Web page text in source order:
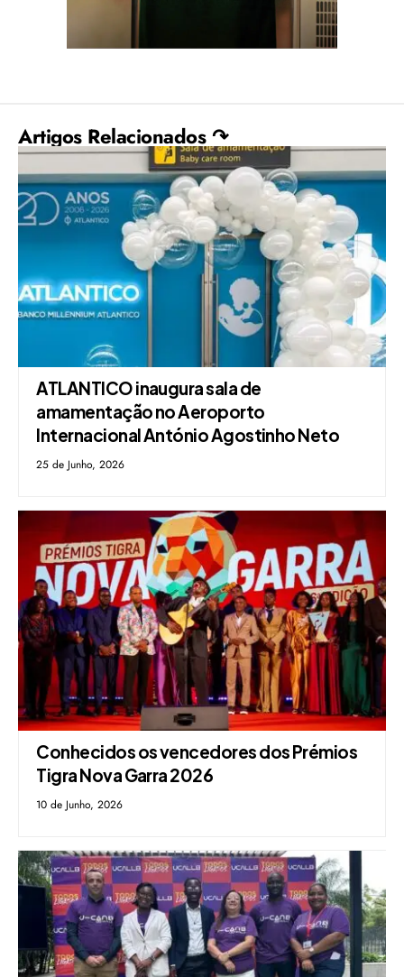
Artigos Relacionados ↷
ATLANTICO inaugura sala de
amamentação no Aeroporto
Internacional António Agostinho Neto
25 de Junho, 2026
Conhecidos os vencedores dos Prémios
Tigra Nova Garra 2026
10 de Junho, 2026